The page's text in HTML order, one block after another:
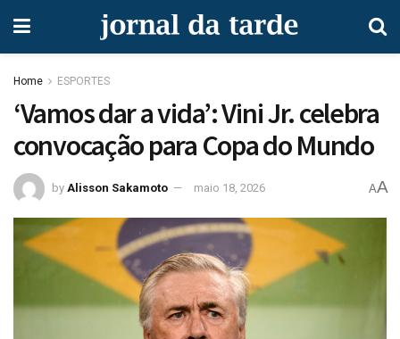
Home ESPORTES
‘Vamos dar a vida’: Vini Jr. celebra
convocação para Copa do Mundo
by Alisson Sakamoto maio 18, 2026 AA